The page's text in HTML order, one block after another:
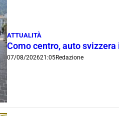
ATTUALITÀ
Como centro, auto
07/08/202621:05Redazione